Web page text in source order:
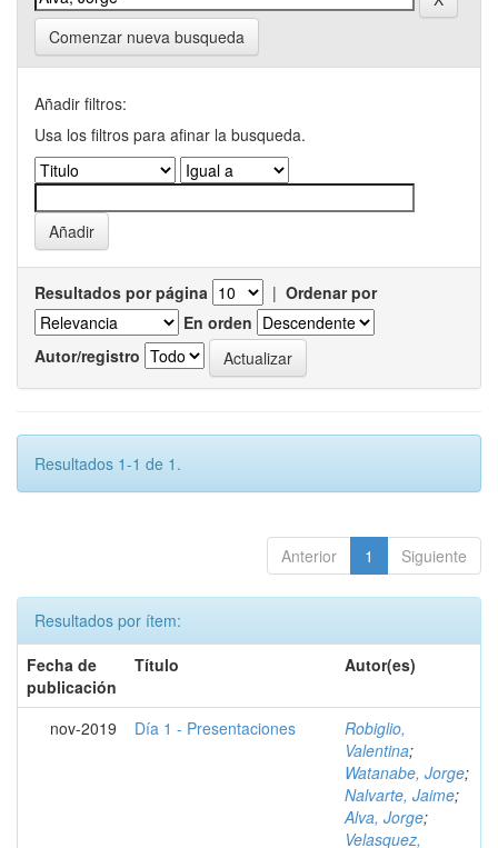
Comenzar nueva busqueda
Añadir filtros:
Usa los filtros para afinar la busqueda.
Resultados por página | Ordenar por
En orden
Autor/registro
Resultados 1-1 de 1.
Anterior 1 Siguiente
Resultados por ítem:
Fecha de
publicación
Título Autor(es)
nov-2019 Día 1 - Presentaciones
Robiglio,
Valentina;
Watanabe, Jorge;
Nalvarte, Jaime;
Alva, Jorge;
Velasquez,